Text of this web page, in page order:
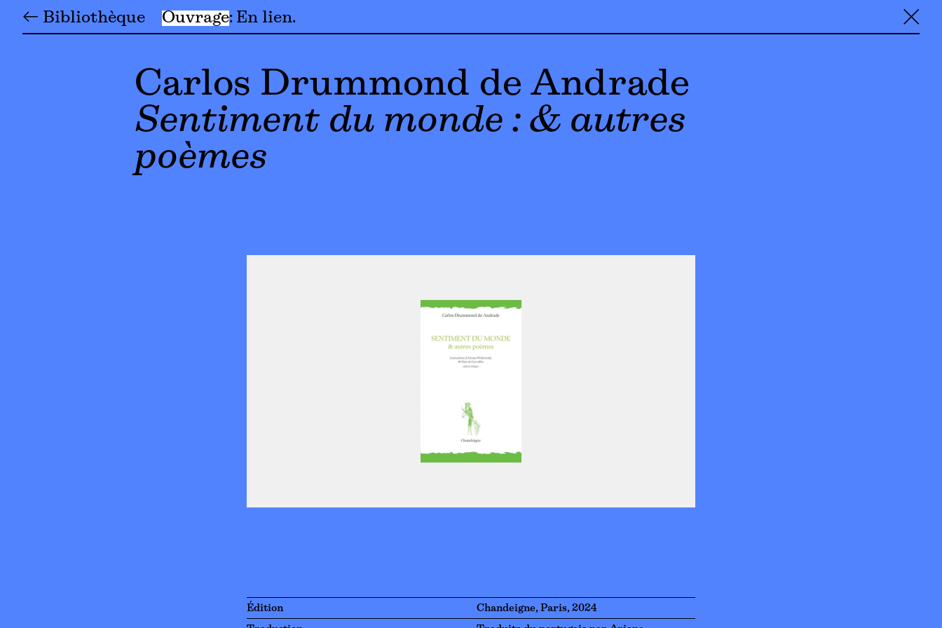
← Bibliothèque Ouvrage En lien ╳
Carlos Drummond de Andrade
Sentiment du monde : & autres
poèmes
Édition Chandeigne, Paris, 2024